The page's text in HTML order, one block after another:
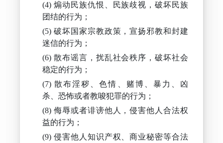
煽动民族仇恨、民族歧视，破坏民族
团结的行为；
破坏国家宗教政策，宣扬邪教和封建
迷信的行为；
散布谣言，扰乱社会秩序，破坏社会
稳定的行为；
散布淫秽、色情、赌博、暴力、凶
杀、恐怖或者教唆犯罪的行为；
侮辱或者诽谤他人，侵害他人合法权
益的行为；
侵害他人知识产权、商业秘密等合法